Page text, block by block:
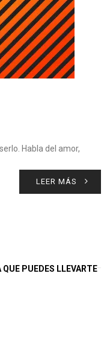
Habla del amor,
LEER MÁS
PUEDES LLEVARTE